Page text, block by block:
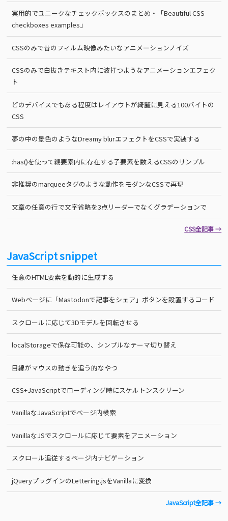
実用的でユニークなチェックボックスのまとめ・「Beautiful CSS
checkboxes examples」
CSSのみで昔のフィルム映像みたいなアニメーションノイズ
CSSのみで白抜きテキスト内に波打つようなアニメーションエフェク
ト
どのデバイスでもある程度はレイアウトが綺麗に見える100バイトの
CSS
夢の中の景色のようなDreamy blurエフェクトをCSSで実装する
:has()を使って親要素内に存在する子要素を数えるCSSのサンプル
非推奨のmarqueeタグのような動作をモダンなCSSで再現
文章の任意の行で文字省略を3点リーダーでなくグラデーションで
CSS全記事 →
JavaScript snippet
任意のHTML要素を動的に生成する
Webページに「Mastodonで記事をシェア」ボタンを設置するコード
スクロールに応じて3Dモデルを回転させる
localStorageで保存可能の、シンプルなテーマ切り替え
目線がマウスの動きを追う的なやつ
CSS+JavaScriptでローディング時にスケルトンスクリーン
VanillaなJavaScriptでページ内検索
VanillaなJSでスクロールに応じて要素をアニメーション
スクロール追従するページ内ナビゲーション
jQueryプラグインのLettering.jsをVanillaに変換
JavaScript全記事 →